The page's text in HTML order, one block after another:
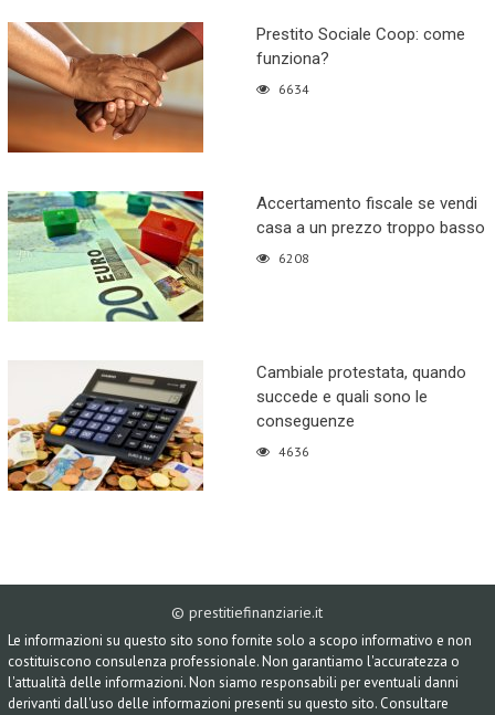
Prestito Sociale Coop: come
funziona?
6634
Accertamento fiscale se vendi
casa a un prezzo troppo basso
6208
Cambiale protestata, quando
succede e quali sono le
conseguenze
4636
© prestitiefinanziarie.it
Le informazioni su questo sito sono fornite solo a scopo informativo e non
costituiscono consulenza professionale. Non garantiamo l'accuratezza o
l'attualità delle informazioni. Non siamo responsabili per eventuali danni
derivanti dall'uso delle informazioni presenti su questo sito. Consultare